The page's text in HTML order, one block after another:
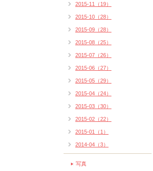
2015-11（19）
2015-10（28）
2015-09（28）
2015-08（25）
2015-07（26）
2015-06（27）
2015-05（29）
2015-04（24）
2015-03（30）
2015-02（22）
2015-01（1）
2014-04（3）
写真